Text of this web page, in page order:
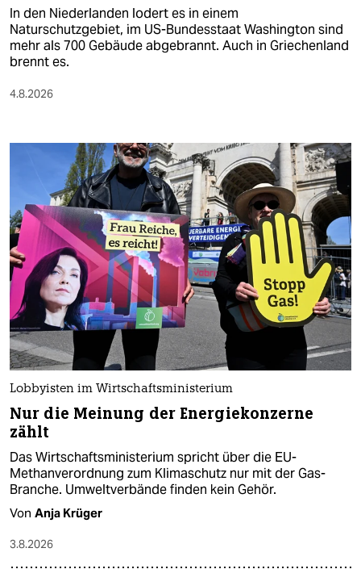
In den Niederlanden lodert es in einem
Naturschutzgebiet, im US-Bundesstaat Washington sind
mehr als 700 Gebäude abgebrannt. Auch in Griechenland
brennt es.
4.8.2026
Lobbyisten im Wirtschaftsministerium
Nur die Meinung der Energiekonzerne
zählt
Das Wirtschaftsministerium spricht über die EU-
Methanverordnung zum Klimaschutz nur mit der Gas-
Branche. Umweltverbände finden kein Gehör.
Von Anja Krüger
3.8.2026